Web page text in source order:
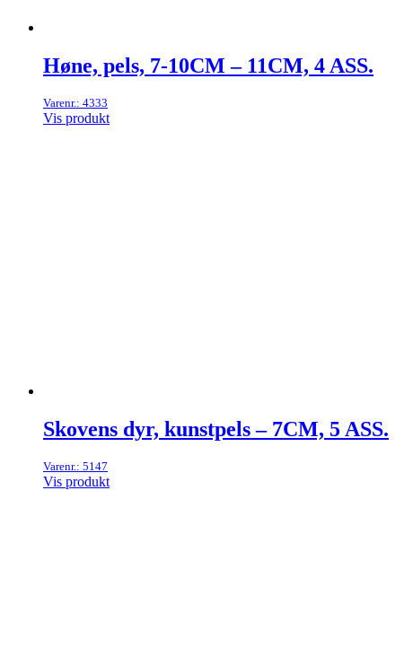
Høne, pels, 7-10CM – 11CM, 4 ASS.
Varenr.: 4333
Vis produkt
Skovens dyr, kunstpels – 7CM, 5 ASS.
Varenr.: 5147
Vis produkt